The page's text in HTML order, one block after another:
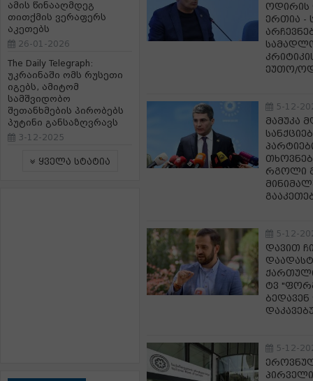
ამის წინააღმდეგ
თითქმის ვერაფერს
აკეთებს
26-01-2026
The Daily Telegraph:
უკრაინაში ომს რუსეთი
იგებს, ამიტომ
სამშვიდობო
შეთანხმების პირობებს
პუტინი განსაზღვრავს
3-12-2025
ყველა სტატია
ოდირის
ერთია -
ეუთო/
5-12-
მამუკა
რგოლი
5-12-
დავით
ტვ
5-12-